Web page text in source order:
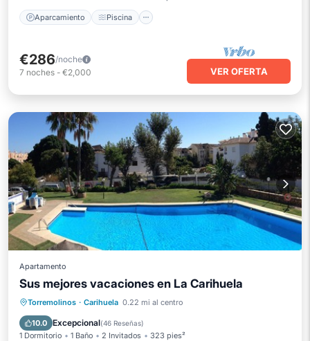
Aparcamiento Piscina
€286/noche
7 noches - €2,000 VER OFERTA
Apartamento
Sus mejores vacaciones en La Carihuela
Torremolinos · Carihuela 0.22 mi al centro
10.0 Excepcional(46 Reseñas)
1 Dormitorio 1 Baño 2 Invitados 323 pies²
Frente al mar Aparcamiento
Vista al mar